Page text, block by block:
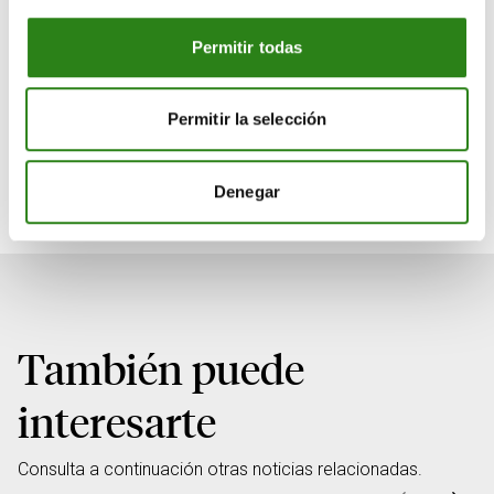
Permitir todas
Permitir la selección
Denegar
Jadwiga Kitovitz, CFA
Directora de Carteras Multiactivos y Clientes Institucionales
Creand Asset Management Andorra
También puede
interesarte
Consulta a continuación otras noticias relacionadas.